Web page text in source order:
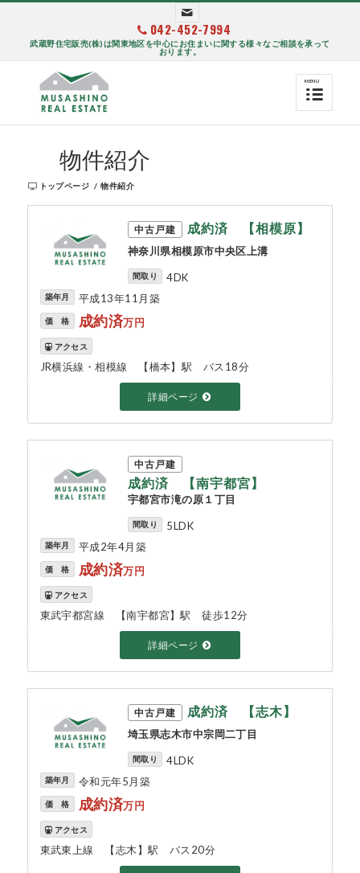
042-452-7994
武蔵野住宅販売(株)は関東地区を中心にお住まいに関する様々なご相談を承って
おります。
物件紹介
トップページ / 物件紹介
中古戸建 成約済 【相模原】
神奈川県相模原市中央区上溝
間取り 4DK
築年月 平成13年11月築
価 格 成約済万円
アクセス
JR横浜線・相模線 【橋本】駅 バス18分
詳細ページ
中古戸建
成約済 【南宇都宮】
宇都宮市滝の原１丁目
間取り 5LDK
築年月 平成2年4月築
価 格 成約済万円
アクセス
東武宇都宮線 【南宇都宮】駅 徒歩12分
詳細ページ
中古戸建 成約済 【志木】
埼玉県志木市中宗岡二丁目
間取り 4LDK
築年月 令和元年5月築
価 格 成約済万円
アクセス
東武東上線 【志木】駅 バス20分